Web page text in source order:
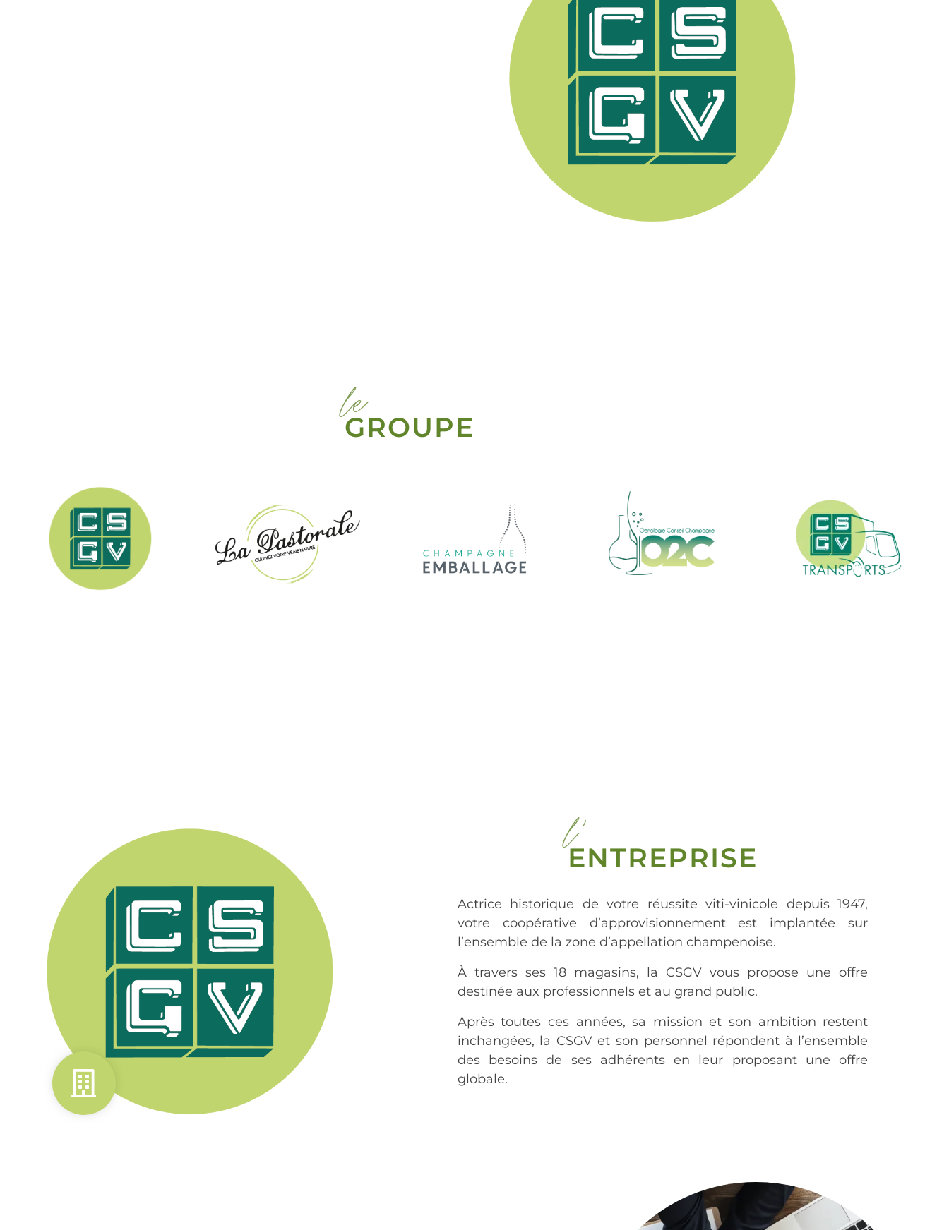
le
GROUPE
l'
ENTREPRISE
Actrice historique de votre réussite viti-vinicole depuis 1947,
votre coopérative d’approvisionnement est implantée sur
l’ensemble de la zone d’appellation champenoise.
À travers ses 18 magasins, la CSGV vous propose une offre
destinée aux professionnels et au grand public.
Après toutes ces années, sa mission et son ambition restent
inchangées, la CSGV et son personnel répondent à l’ensemble
des besoins de ses adhérents en leur proposant une offre
globale.